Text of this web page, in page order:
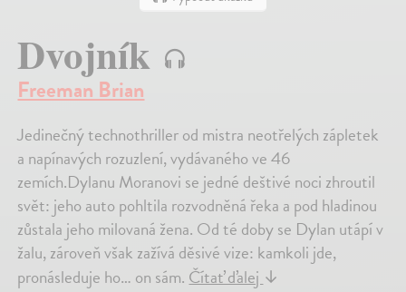
Dvojník
Freeman Brian
Jedinečný technothriller od mistra neotřelých zápletek
a napínavých rozuzlení, vydávaného ve 46
zemích.Dylanu Moranovi se jedné deštivé noci zhroutil
svět: jeho auto pohltila rozvodněná řeka a pod hladinou
zůstala jeho milovaná žena. Od té doby se Dylan utápí v
žalu, zároveň však zažívá děsivé vize: kamkoli jde,
pronásleduje ho… on sám.Čítať ďalej↓